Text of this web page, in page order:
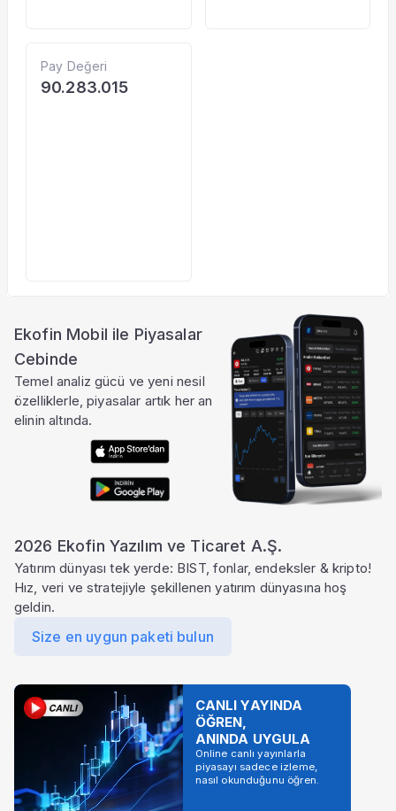
Pay Değeri
90.283.015
Ekofin Mobil ile Piyasalar
Cebinde
Temel analiz gücü ve yeni nesil
özelliklerle, piyasalar artık her an
elinin altında.
2026 Ekofin Yazılım ve Ticaret A.Ş.
Yatırım dünyası tek yerde: BIST, fonlar, endeksler & kripto!
Hız, veri ve stratejiyle şekillenen yatırım dünyasına hoş
geldin.
Size en uygun paketi bulun
CANLI YAYINDA
ÖĞREN,
ANINDA UYGULA
Online canlı yayınlarla
piyasayı sadece izleme,
nasıl okunduğunu öğren.